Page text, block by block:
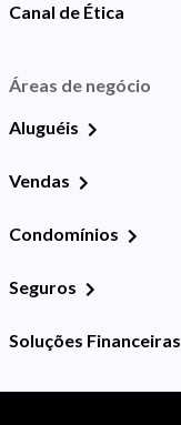
Canal de Ética
Áreas de negócio
Aluguéis
Vendas
Condomínios
Seguros
Soluções Financeiras